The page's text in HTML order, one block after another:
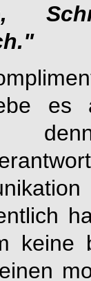
es
keine